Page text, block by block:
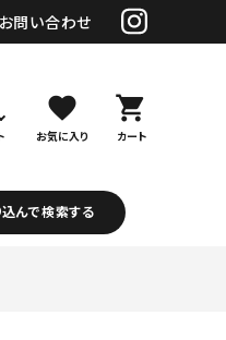
お問い合わせ
favorite
お気に入り
shopping_cart
カート
込んで検索する